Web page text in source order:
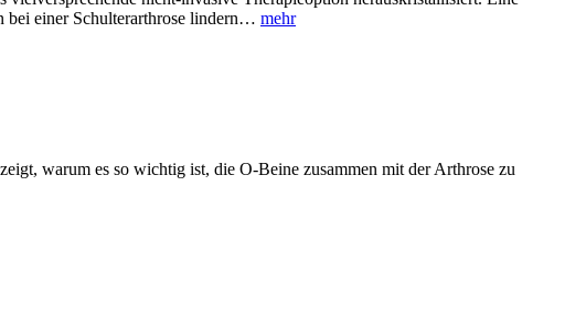
bei einer Schulterarthrose lindern… mehr
warum es so wichtig ist, die O-Beine zusammen mit der Arthrose zu